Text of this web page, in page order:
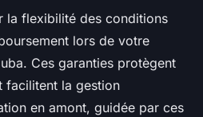
la flexibilité des conditions
lors de votre
Ces garanties protègent
facilitent la gestion
en amont, guidée par ces